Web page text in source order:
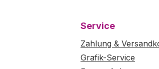
Service
Zahlung &
Grafik-Service